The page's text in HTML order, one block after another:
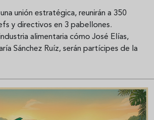
unión estratégica, reunirán a 350
y directivos en 3 pabellones.
alimentaria cómo José Elías,
Sánchez Ruíz, serán partícipes de la